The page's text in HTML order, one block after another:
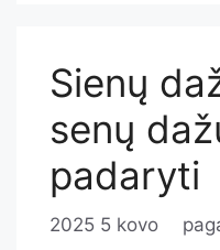
Sienų
senų
padaryti
2025 5 kovo